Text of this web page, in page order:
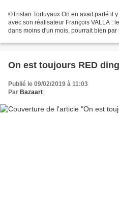
©Tristan Tortuyaux On en avait parlé il
avec son réalisateur François VALLA :
dans moins d'un mois, pourrait bien
On est toujours RED
Publié le 09/02/2019 à 11:03
Par Bazaart